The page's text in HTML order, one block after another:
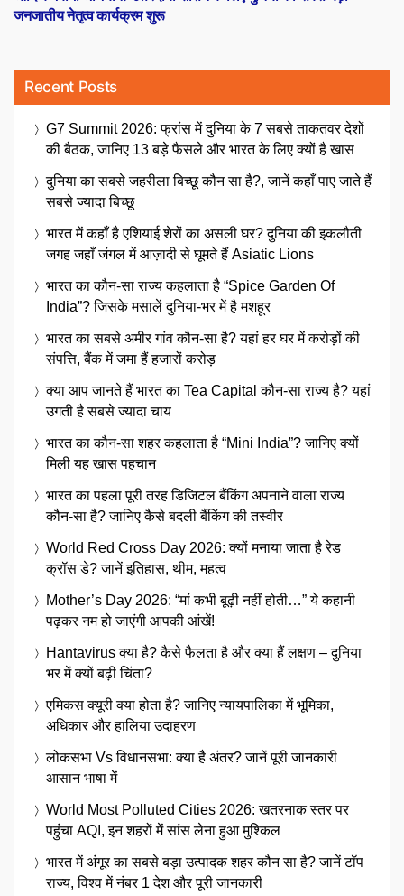
जनजातीय नेतृत्व कार्यक्रम शुरू
Recent Posts
G7 Summit 2026: फ्रांस में दुनिया के 7 सबसे ताकतवर देशों
की बैठक, जानिए 13 बड़े फैसले और भारत के लिए क्यों है खास
दुनिया का सबसे जहरीला बिच्छू कौन सा है?, जानें कहाँ पाए जाते हैं
सबसे ज्यादा बिच्छू
भारत में कहाँ है एशियाई शेरों का असली घर? दुनिया की इकलौती
जगह जहाँ जंगल में आज़ादी से घूमते हैं Asiatic Lions
भारत का कौन-सा राज्य कहलाता है “Spice Garden Of
India”? जिसके मसालें दुनिया-भर में है मशहूर
भारत का सबसे अमीर गांव कौन-सा है? यहां हर घर में करोड़ों की
संपत्ति, बैंक में जमा हैं हजारों करोड़
क्या आप जानते हैं भारत का Tea Capital कौन-सा राज्य है? यहां
उगती है सबसे ज्यादा चाय
भारत का कौन-सा शहर कहलाता है “Mini India”? जानिए क्यों
मिली यह खास पहचान
भारत का पहला पूरी तरह डिजिटल बैंकिंग अपनाने वाला राज्य
कौन-सा है? जानिए कैसे बदली बैंकिंग की तस्वीर
World Red Cross Day 2026: क्यों मनाया जाता है रेड
क्रॉस डे? जानें इतिहास, थीम, महत्व
Mother’s Day 2026: “मां कभी बूढ़ी नहीं होती…” ये कहानी
पढ़कर नम हो जाएंगी आपकी आंखें!
Hantavirus क्या है? कैसे फैलता है और क्या हैं लक्षण – दुनिया
भर में क्यों बढ़ी चिंता?
एमिकस क्यूरी क्या होता है? जानिए न्यायपालिका में भूमिका,
अधिकार और हालिया उदाहरण
लोकसभा Vs विधानसभा: क्या है अंतर? जानें पूरी जानकारी
आसान भाषा में
World Most Polluted Cities 2026: खतरनाक स्तर पर
पहुंचा AQI, इन शहरों में सांस लेना हुआ मुश्किल
भारत में अंगूर का सबसे बड़ा उत्पादक शहर कौन सा है? जानें टॉप
राज्य, विश्व में नंबर 1 देश और पूरी जानकारी